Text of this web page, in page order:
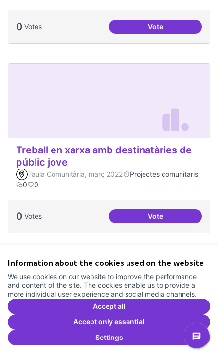
Information about the cookies used on the website
We use cookies on our website to improve the performance
and content of the site. The cookies enable us to provide a
more individual user experience and social media channels.
Accept all
Accept only essential
Settings
0 Votes VoteSoledat i aïllament
Treball en xarxa amb destinatàries de
públic jove
Taula Comunitària, març 2022
Projectes comunitaris
0
0
0 Votes VoteTreball en xarxa
Una única Festa Major
0